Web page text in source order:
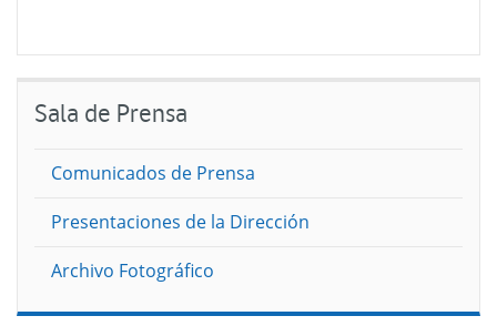
Sala de Prensa
Comunicados de Prensa
Presentaciones de la Dirección
Archivo Fotográfico